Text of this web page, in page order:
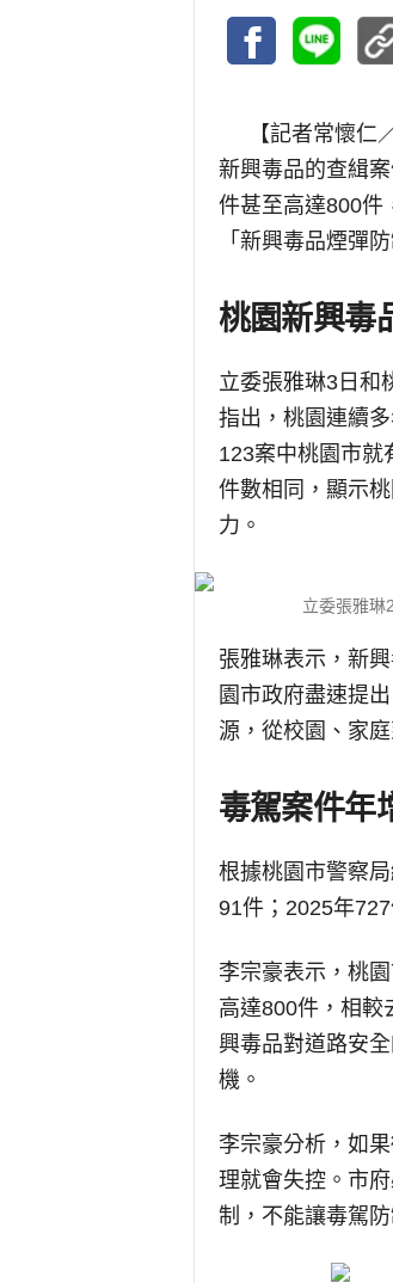
【記者常懷仁
新興毒品的查緝
件甚至高達800件
「新興毒品煙彈
桃園新興毒
立委張雅琳3日和
指出，桃園連續
123案中桃園市就
件數相同，顯示
力。
立委張雅琳
張雅琳表示，新
園市政府盡速提
源，從校園、家
毒駕案件年
根據桃園市警察
91件；2025年
李宗豪表示，桃
高達800件，相較
興毒品對道路安
機。
李宗豪分析，如
理就會失控。市
制，不能讓毒駕